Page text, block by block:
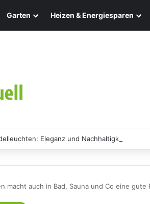
Garten Heizen & Energiesparen
Eleganz und Nachhaltigkeit für Ihr
macht auch in Bad, Sauna und Co eine gute